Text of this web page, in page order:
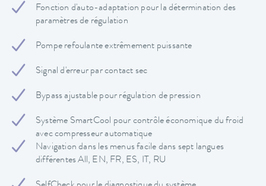
Fonction d'auto-adaptation pour la détermination des
paramètres de régulation
Pompe refoulante extrêmement puissante
Signal d'erreur par contact sec
Bypass ajustable pour régulation de pression
Système SmartCool pour contrôle économique du froid
avec compresseur automatique
Navigation dans les menus facile dans sept langues
différentes All, EN, FR, ES, IT, RU